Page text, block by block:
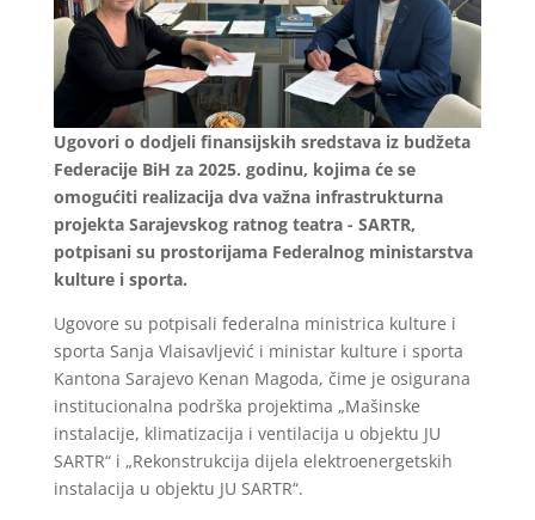
Ugovori o dodjeli finansijskih sredstava iz budžeta
Federacije BiH za 2025. godinu, kojima će se
omogućiti realizacija dva važna infrastrukturna
projekta Sarajevskog ratnog teatra - SARTR,
potpisani su prostorijama Federalnog ministarstva
kulture i sporta.
Ugovore su potpisali federalna ministrica kulture i
sporta Sanja Vlaisavljević i ministar kulture i sporta
Kantona Sarajevo Kenan Magoda, čime je osigurana
institucionalna podrška projektima „Mašinske
instalacije, klimatizacija i ventilacija u objektu JU
SARTR“ i „Rekonstrukcija dijela elektroenergetskih
instalacija u objektu JU SARTR“.